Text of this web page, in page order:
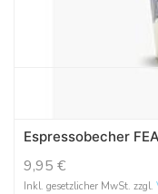
Espressobecher
9,95 €
Inkl. gesetzlicher MwSt. zzgl.